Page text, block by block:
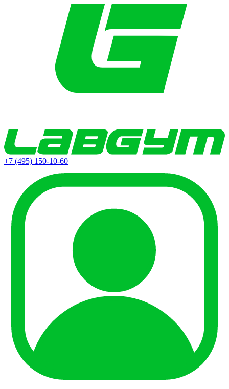
+7 (495) 150-10-60